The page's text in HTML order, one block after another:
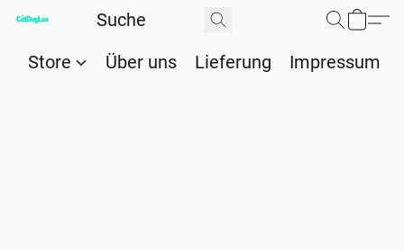
Store Über uns Lieferung Impressum